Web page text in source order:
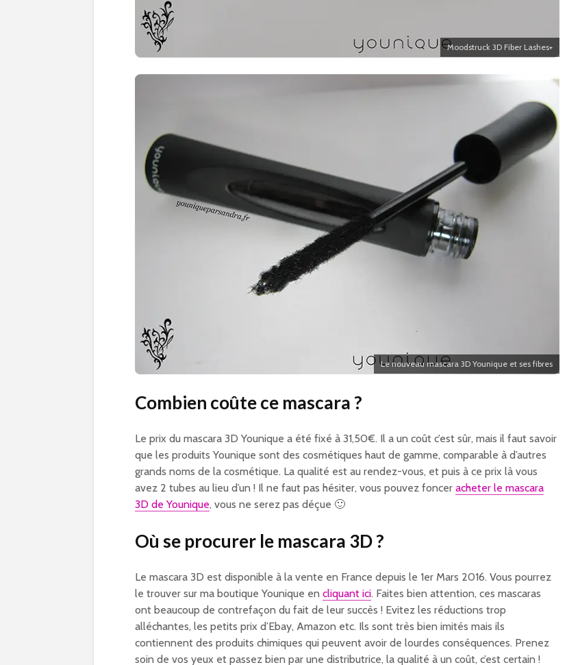
Moodstruck 3D Fiber Lashes+
Le nouveau mascara 3D Younique et ses fibres
Combien coûte ce mascara ?
Le prix du mascara 3D Younique a été fixé à 31,50€. Il a un coût c’est sûr, mais il faut savoir
que les produits Younique sont des cosmétiques haut de gamme, comparable à d’autres
grands noms de la cosmétique. La qualité est au rendez-vous, et puis à ce prix là vous
avez 2 tubes au lieu d’un ! Il ne faut pas hésiter, vous pouvez foncer acheter le mascara
3D de Younique, vous ne serez pas déçue 🙂
Où se procurer le mascara 3D ?
Le mascara 3D est disponible à la vente en France depuis le 1er Mars 2016. Vous pourrez
le trouver sur ma boutique Younique en cliquant ici. Faites bien attention, ces mascaras
ont beaucoup de contrefaçon du fait de leur succès ! Evitez les réductions trop
alléchantes, les petits prix d’Ebay, Amazon etc. Ils sont très bien imités mais ils
contiennent des produits chimiques qui peuvent avoir de lourdes conséquences. Prenez
soin de vos yeux et passez bien par une distributrice, la qualité à un coût, c’est certain !